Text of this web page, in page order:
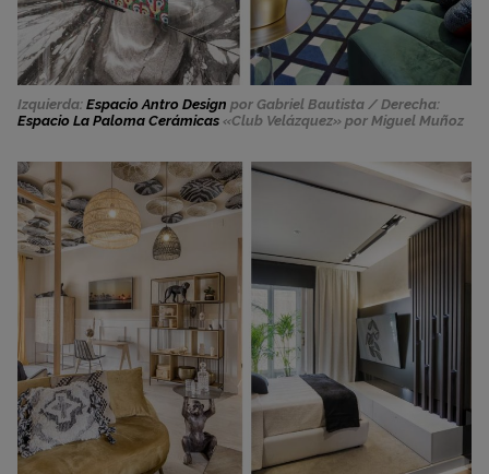
Izquierda: Espacio Antro Design por Gabriel Bautista / Derecha:
Espacio La Paloma Cerámicas «Club Velázquez» por Miguel Muñoz